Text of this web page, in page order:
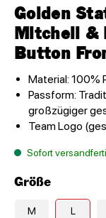
Golden
Mitchell &
Button
Material: 100%
Passform:
großzügiger
Team Logo
Sofort
Größe
M L